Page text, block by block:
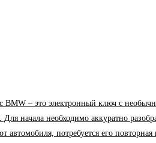
BMW – это электронный ключ с
Для начала необходимо аккуратно
автомобиля, потребуется его